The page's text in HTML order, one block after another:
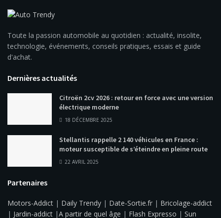
Toute la passion automobile au quotidien : actualité, insolite,
technologie, événements, conseils pratiques, essais et guide
d'achat.
Dernières actualités
Citroën 2cv 2026 : retour en force avec une version
électrique moderne
18 DÉCEMBRE 2025
Stellantis rappelle 2 140 véhicules en France :
moteur susceptible de s’éteindre en pleine route
22 AVRIL 2025
Partenaires
Motors-Addict | Daily Trendy | Date-Sortie.fr | Bricolage-addict
| Jardin-addict |A partir de quel âge | Flash Expresso | Sun